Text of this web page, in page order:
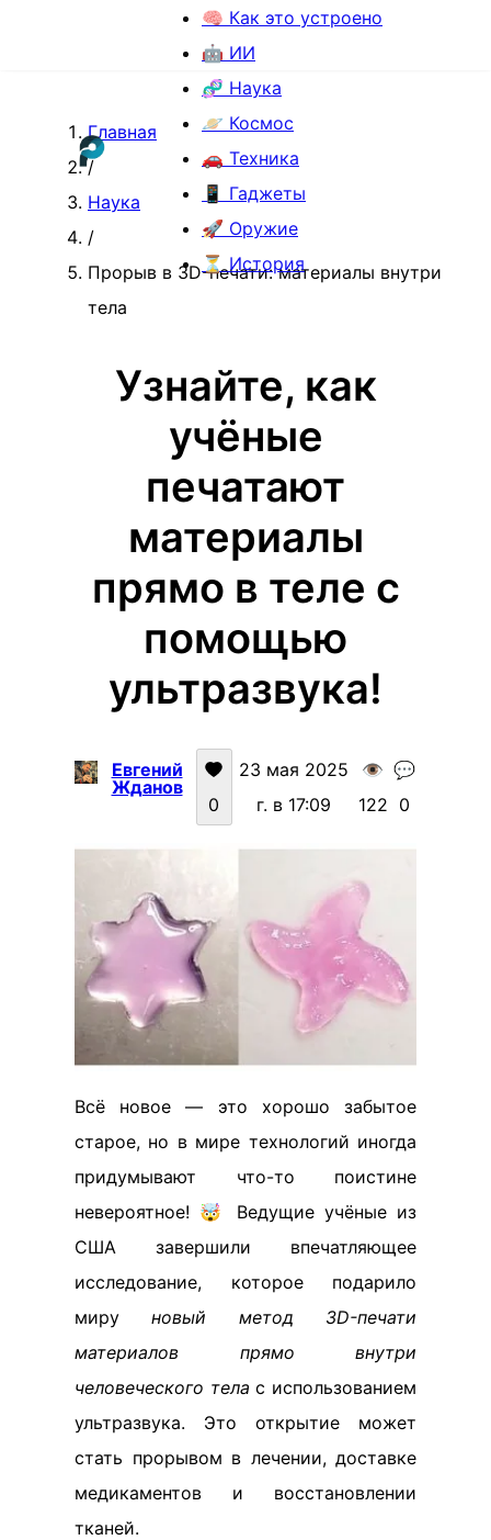
🧠 Как это устроено
🤖 ИИ
🧬 Наука
🪐 Космос
🚗 Техника
📱 Гаджеты
🚀 Оружие
⏳ История
Главная
/
Наука
/
Прорыв в 3D-печати: материалы внутри
тела
Узнайте, как
учёные
печатают
материалы
прямо в теле с
помощью
ультразвука!
Евгений
Жданов
0
23 мая 2025
г. в 17:09
👁️
122
💬
0
Всё новое — это хорошо забытое
старое, но в мире технологий иногда
придумывают что-то поистине
невероятное! 🤯 Ведущие учёные из
США завершили впечатляющее
исследование, которое подарило
мируновый метод 3D-печати
материалов прямо внутри
человеческого тела с использованием
ультразвука. Это открытие может
стать прорывом в лечении, доставке
медикаментов и восстановлении
тканей.